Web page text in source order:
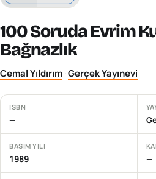
100 Soruda Evrim
Bağnazlık
Cemal Yıldırım·Gerçek Yayınevi
ISBN
—
BASIM YILI
1989 —